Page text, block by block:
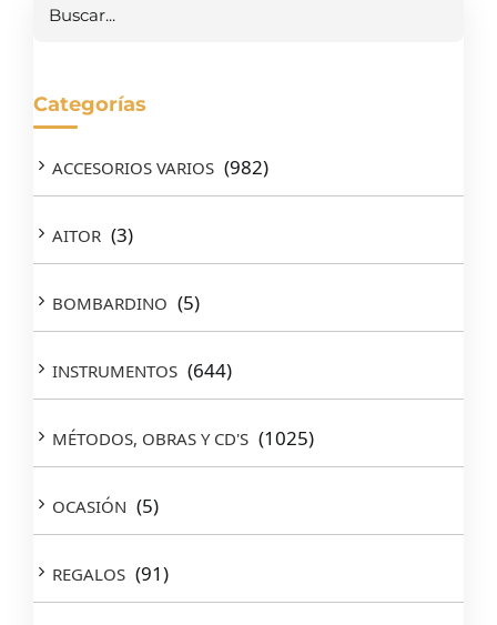
Categorías
ACCESORIOS VARIOS (982)
AITOR (3)
BOMBARDINO (5)
INSTRUMENTOS (644)
MÉTODOS, OBRAS Y CD'S (1025)
OCASIÓN (5)
REGALOS (91)